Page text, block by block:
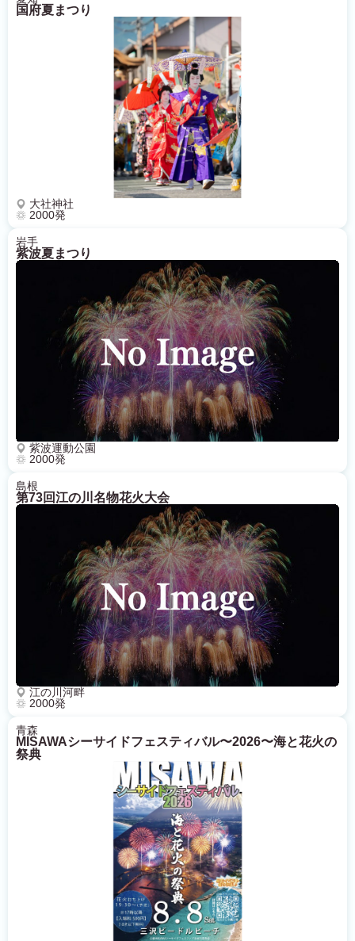
国府夏まつり
大社神社
2000発
岩手
紫波夏まつり
紫波運動公園
2000発
島根
第73回江の川名物花火大会
江の川河畔
2000発
青森
MISAWAシーサイドフェスティバル〜2026〜海と花火の
祭典